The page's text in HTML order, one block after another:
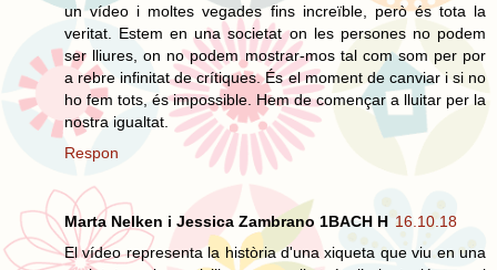
un vídeo i moltes vegades fins increïble, però és tota la
veritat. Estem en una societat on les persones no podem
ser lliures, on no podem mostrar-mos tal com som per por
a rebre infinitat de crítiques. És el moment de canviar i si no
ho fem tots, és impossible. Hem de començar a lluitar per la
nostra igualtat.
Respon
Marta Nelken i Jessica Zambrano 1BACH H 16.10.18
El vídeo representa la història d'una xiqueta que viu en una